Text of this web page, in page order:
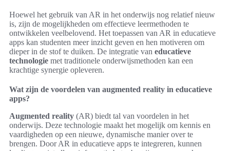
Hoewel het gebruik van AR in het onderwijs nog relatief nieuw
is, zijn de mogelijkheden om effectieve leermethoden te
ontwikkelen veelbelovend. Het toepassen van AR in educatieve
apps kan studenten meer inzicht geven en hen motiveren om
dieper in de stof te duiken. De integratie van educatieve
technologie met traditionele onderwijsmethoden kan een
krachtige synergie opleveren.
Wat zijn de voordelen van augmented reality in educatieve
apps?
Augmented reality (AR) biedt tal van voordelen in het
onderwijs. Deze technologie maakt het mogelijk om kennis en
vaardigheden op een nieuwe, dynamische manier over te
brengen. Door AR in educatieve apps te integreren, kunnen